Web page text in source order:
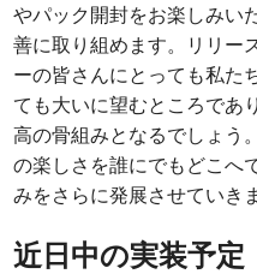
やパック開封をお楽しみい
善に取り組めます。リリー
ーの皆さんにとっても私た
ても大いに望むところであ
高の骨組みとなるでしょう
の楽しさを誰にでもどこへ
みをさらに発展させていきま
近日中の実装予定